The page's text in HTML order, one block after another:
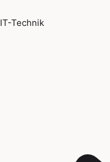
IT-Technik